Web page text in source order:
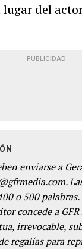
lugar del
PUBLICIDAD
enviarse a
o 500
concede a
irrevocable,
regalías para